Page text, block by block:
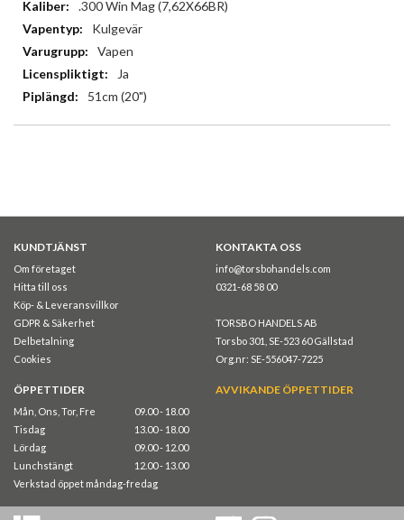
.300 Win Mag (7,62X66BR)
Kulgevär
Vapen
Ja
51cm (20")
KUNDTJÄNST
Om företaget
Hitta till oss
Köp- & Leveransvillkor
GDPR & Säkerhet
Delbetalning
Cookies
KONTAKTA OSS
info@torsbohandels.com
0321-68 58 00
TORSBO HANDELS AB
Torsbo 301, SE-523 60 Gällstad
Org.nr: SE-556047-7225
ÖPPETTIDER
Mån, Ons, Tor, Fre
09.00 - 18.00
Tisdag
13.00 - 18.00
Lördag
09.00 - 12.00
Lunchstängt
12.00 - 13.00
Verkstad öppet måndag-fredag
AVVIKANDE ÖPPETTIDER